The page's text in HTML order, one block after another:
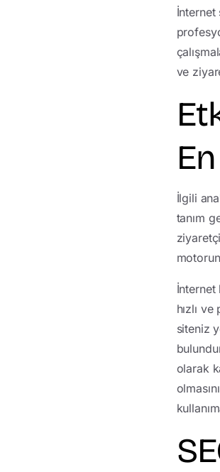
İnternet
ve
İlgili
tanım
İnternet
hızlı
siteniz
olarak